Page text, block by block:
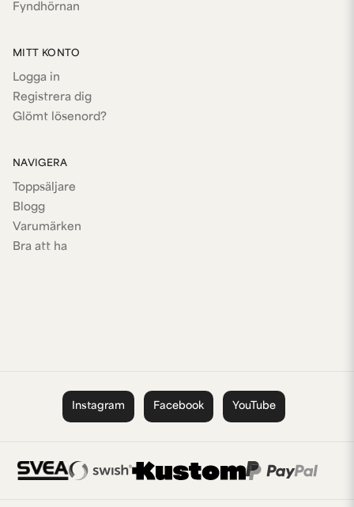
Fyndhörnan
MITT KONTO
Logga in
Registrera dig
Glömt lösenord?
NAVIGERA
Toppsäljare
Blogg
Varumärken
Bra att ha
Instagram Facebook YouTube